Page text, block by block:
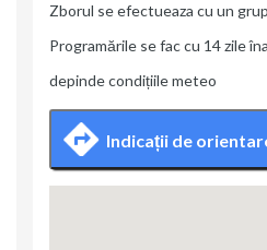
Zborul se efectueaza cu un
Programările se fac cu 14 zile
depinde condițiile meteo
Indicații de